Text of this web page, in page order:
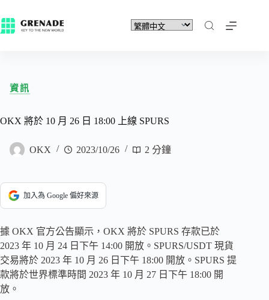
資訊
OKX 將於 10 月 26 日 18:00 上線 SPURS
OKX 2023/10/26 2 分鐘
加入為 Google 偏好來源
據 OKX 官方公告顯示，OKX 將於 SPURS 存款已於
2023 年 10 月 24 日下午 14:00 開放。SPURS/USDT 現貨
交易將於 2023 年 10 月 26 日下午 18:00 開放。SPURS 提
款將於世界標準時間 2023 年 10 月 27 日下午 18:00 開
放。